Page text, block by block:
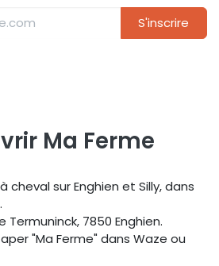
S'inscrire
Ma Ferme
cheval sur Enghien et Silly, dans
7850 Enghien.
"Ma Ferme" dans Waze ou